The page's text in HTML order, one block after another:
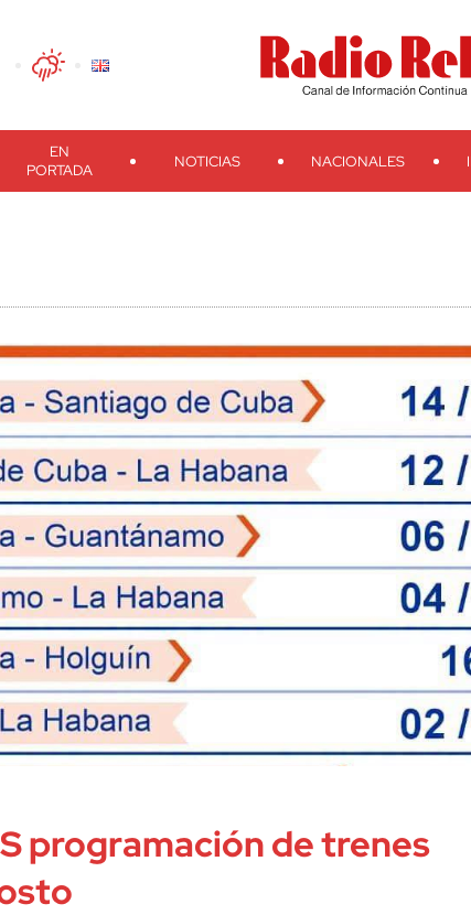
TwitterFacebook
Threads
Instagram TelegramTeveo Ivoox RSS Search
EN
PORTADA
NOTICIAS NACIONALES
programación de trenes